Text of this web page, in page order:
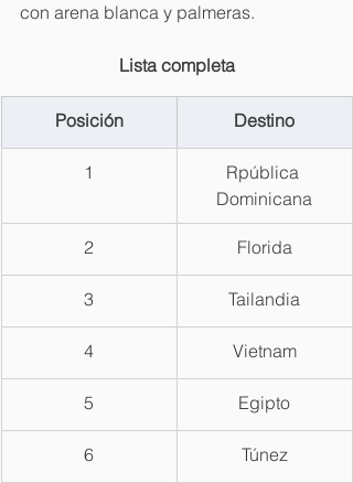
con arena blanca y palmeras.
Lista completa
Posición Destino
1
Rpública
Dominicana
2 Florida
3 Tailandia
4 Vietnam
5 Egipto
6 Túnez